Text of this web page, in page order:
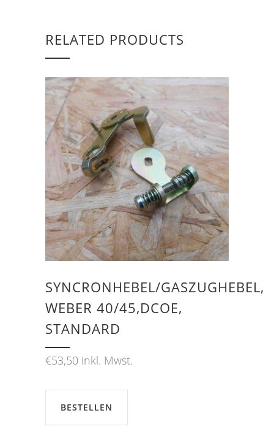
RELATED PRODUCTS
SYNCRONHEBEL/GASZUGHEBEL,
WEBER 40/45,DCOE,
STANDARD
€53,50 inkl. Mwst.
BESTELLEN